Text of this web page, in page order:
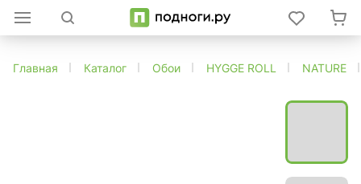
Главная Каталог Обои HYGGE ROLL NATURE